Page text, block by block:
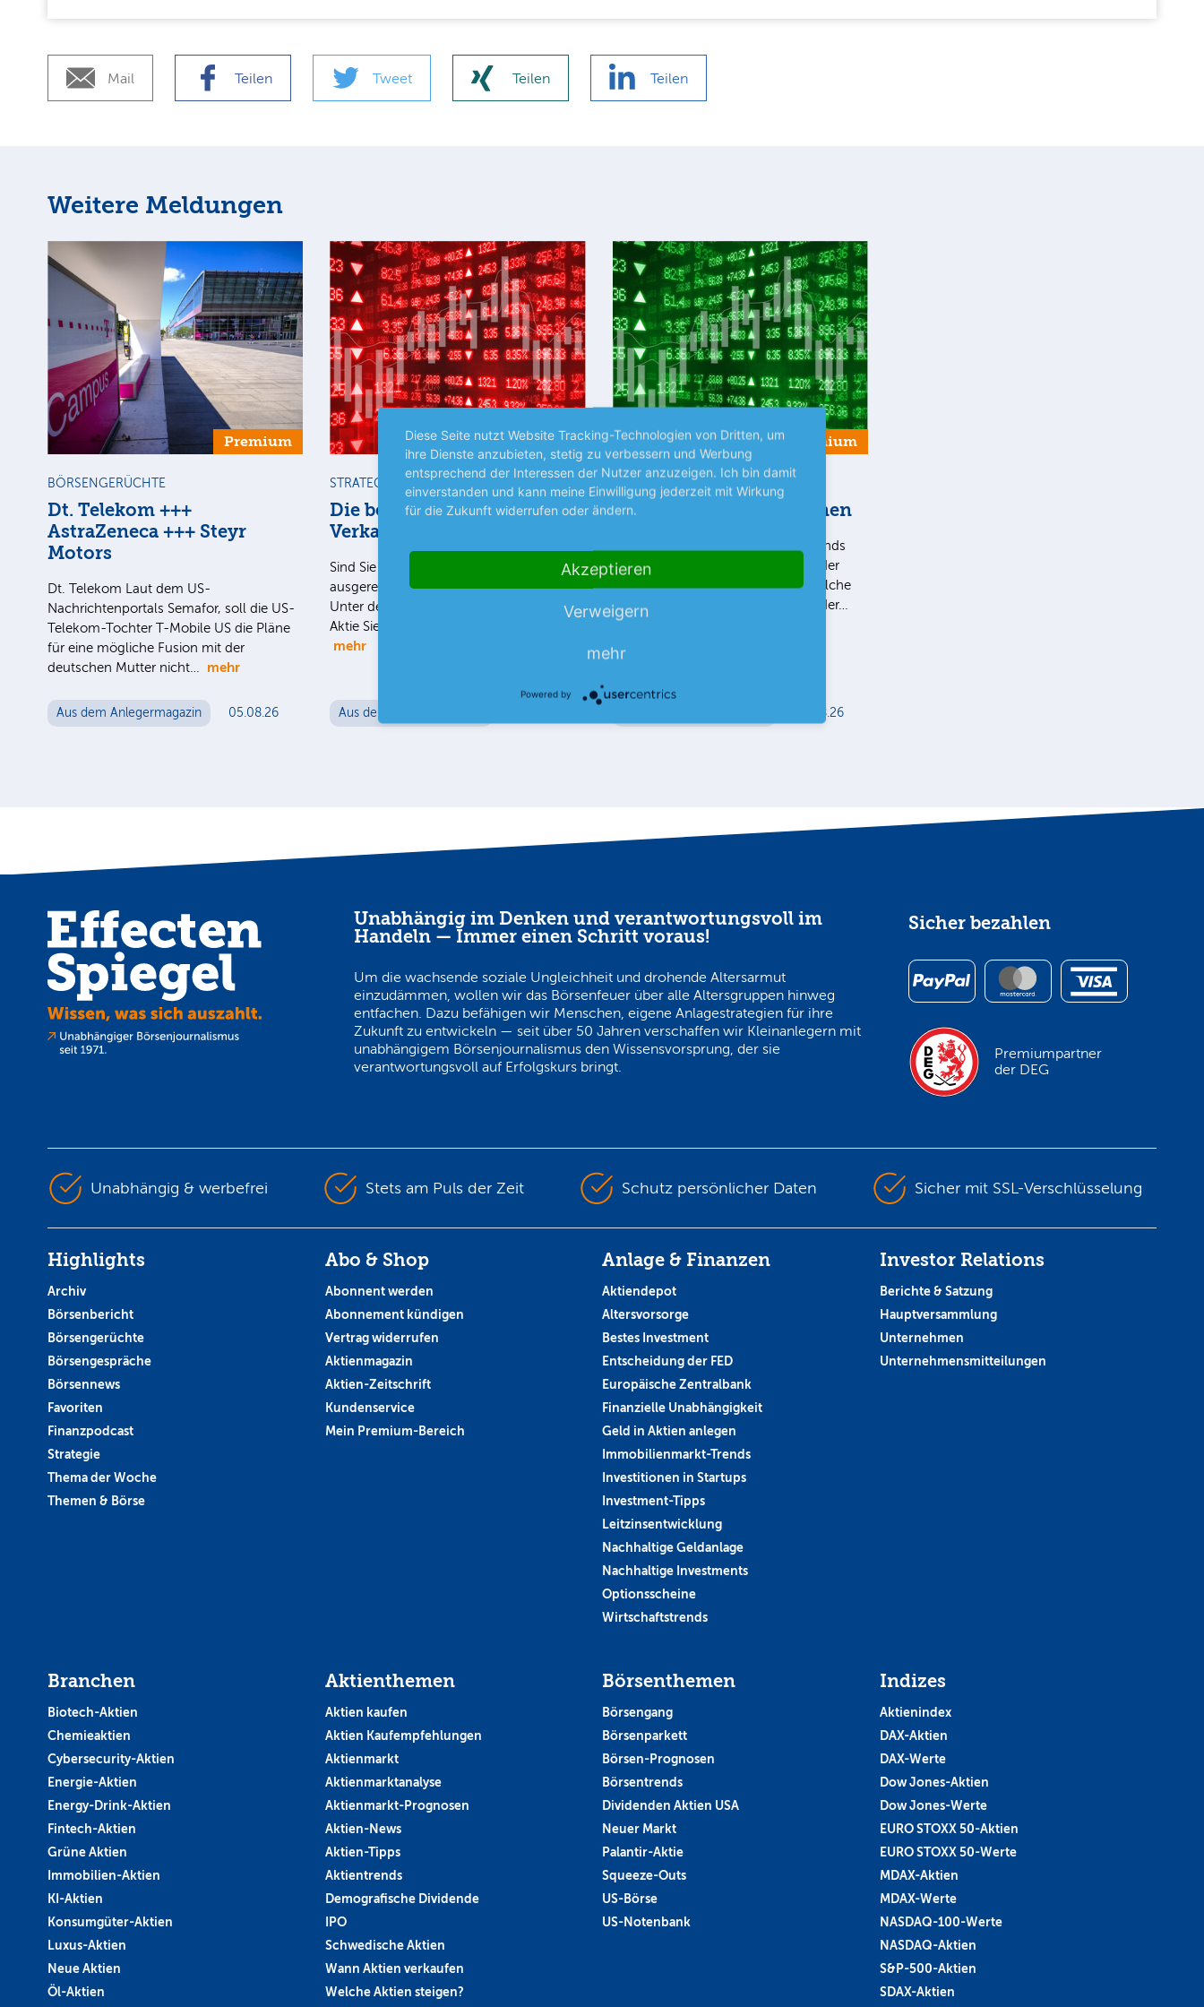
Mail Teilen Tweet Teilen Teilen
Weitere Meldungen
Premium
BÖRSENGERÜCHTE
Dt. Telekom +++
AstraZeneca +++ Steyr
Motors
Dt. Telekom Laut dem US-
Nachrichtenportals Semafor, soll die US-
Telekom-Tochter T-Mobile US die Pläne
für eine mögliche Fusion mit der
deutschen Mutter nicht… mehr
Aus dem Anlegermagazin 05.08.26
Premium
STRATEGIE
Die besten
Verkaufspositionen
Sind Sie unsicher, ob Ihre Aktie bereits
ausgereizt ist? Wir verraten es Ihnen.
Unter der Halteposition lesen Sie, welche
Aktie Sie noch länger im Depot liegen…
mehr
Aus dem Anlegermagazin
Premium
STRATEGIE
Die besten Kaufpositionen
Investieren wie die Profis. Keine Trends
mehr verpassen! Ob konservativ oder
spekulativ – wir verraten Ihnen, welche
Aktien jetzt ins Depot gehören! In der…
mehr
05.08.26
Unabhängig im Denken und verantwortungsvoll im
Handeln — Immer einen Schritt voraus!
Um die wachsende soziale Ungleichheit und drohende Altersarmut
einzudämmen, wollen wir das Börsenfeuer über alle Altersgruppen hinweg
entfachen. Dazu befähigen wir Menschen, eigene Anlagestrategien für ihre
Zukunft zu entwickeln — seit über 50 Jahren verschaffen wir Kleinanlegern mit
unabhängigem Börsenjournalismus den Wissensvorsprung, der sie
verantwortungsvoll auf Erfolgskurs bringt.
Sicher bezahlen
Premiumpartner
der DEG
Unabhängig & werbefrei Stets am Puls der Zeit Schutz persönlicher Daten Sicher mit SSL-Verschlüsselung
Highlights
Archiv
Börsenbericht
Börsengerüchte
Börsengespräche
Börsennews
Favoriten
Finanzpodcast
Strategie
Thema der Woche
Themen & Börse
Abo & Shop
Abonnent werden
Abonnement kündigen
Vertrag widerrufen
Aktienmagazin
Aktien-Zeitschrift
Kundenservice
Mein Premium-Bereich
Anlage & Finanzen
Aktiendepot
Altersvorsorge
Bestes Investment
Entscheidung der FED
Europäische Zentralbank
Finanzielle Unabhängigkeit
Geld in Aktien anlegen
Immobilienmarkt-Trends
Investitionen in Startups
Investment-Tipps
Leitzinsentwicklung
Nachhaltige Geldanlage
Nachhaltige Investments
Optionsscheine
Wirtschaftstrends
Investor Relations
Berichte & Satzung
Hauptversammlung
Unternehmen
Unternehmensmitteilungen
Branchen
Biotech-Aktien
Chemieaktien
Cybersecurity-Aktien
Energie-Aktien
Energy-Drink-Aktien
Fintech-Aktien
Grüne Aktien
Immobilien-Aktien
KI-Aktien
Konsumgüter-Aktien
Luxus-Aktien
Neue Aktien
Öl-Aktien
Aktienthemen
Aktien kaufen
Aktien Kaufempfehlungen
Aktienmarkt
Aktienmarktanalyse
Aktienmarkt-Prognosen
Aktien-News
Aktien-Tipps
Aktientrends
Demografische Dividende
IPO
Schwedische Aktien
Wann Aktien verkaufen
Welche Aktien steigen?
Börsenthemen
Börsengang
Börsenparkett
Börsen-Prognosen
Börsentrends
Dividenden Aktien USA
Neuer Markt
Palantir-Aktie
Squeeze-Outs
US-Börse
US-Notenbank
Indizes
Aktienindex
DAX-Aktien
DAX-Werte
Dow Jones-Aktien
Dow Jones-Werte
EURO STOXX 50-Aktien
EURO STOXX 50-Werte
MDAX-Aktien
MDAX-Werte
NASDAQ-100-Werte
NASDAQ-Aktien
S&P-500-Aktien
SDAX-Aktien
Diese Seite nutzt Website Tracking-Technologien von Dritten, um
ihre Dienste anzubieten, stetig zu verbessern und Werbung
entsprechend der Interessen der Nutzer anzuzeigen. Ich bin damit
einverstanden und kann meine Einwilligung jederzeit mit Wirkung
für die Zukunft widerrufen oder ändern.
Akzeptieren
Verweigern
mehr
Powered by